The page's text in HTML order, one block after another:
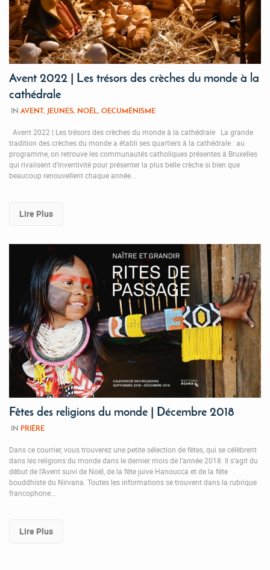
Avent 2022 | Les trésors des crèches du monde à la
cathédrale
IN AVENT, JEUNES, NOËL , OECUMÉNISME
Avent 2022 | Les trésors des crèches du monde à la cathédrale La grande
tradition des crèches du monde a établi ses quartiers à la cathédrale : au
programme, on retrouve les communautés catholiques présentes à Bruxelles
qui rivalisent d’inventivité pour présenter la plus belle crèche si bien que
beaucoup renouvellent chaque année…
Lire Plus
Fêtes des religions du monde | Décembre 2018
IN PRIÈRE
Dans ce courrier, vous trouverez une petite sélection de fêtes, qui se célèbrent
dans les religions du monde dans le dernier mois de l’année 2018. Il s’agit du
début de l’Avent suivi de Noël, de la fête juive Hanoucca et de la fête
bouddhiste du Nirvana. Toutes les informations se trouvent dans la rubrique
francophone…
Lire Plus